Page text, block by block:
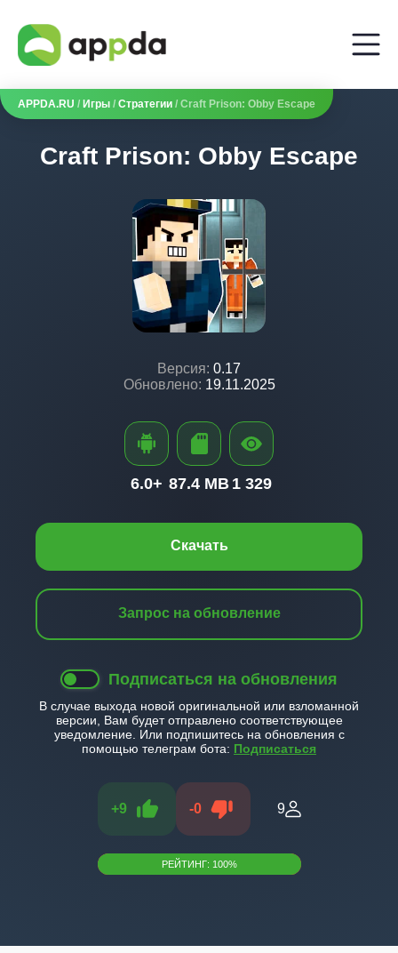
APPDA.RU / Игры / Стратегии / Craft Prison: Obby Escape
Craft Prison: Obby Escape
Версия: 0.17
Обновлено: 19.11.2025
Скачать
Запрос на обновление
Подписаться на обновления
В случае выхода новой оригинальной или взломанной
версии, Вам будет отправлено соответствующее
уведомление. Или подпишитесь на обновления с
помощью телеграм бота: Подписаться
+9 -0 9
РЕЙТИНГ: 100%
6.0+ 87.4 MB 1 329